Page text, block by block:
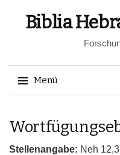
Biblia
Menü
zum
Stellenangabe: Neh